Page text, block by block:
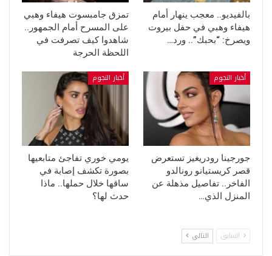
بالفيديو.. معجب ينهار أمام
هيفاء وهبي في حفل بيروت
ويصرخ: “بحبك”.. ورد…
تمزق جامبسوت هيفاء وهبي
على المسرح أمام الجمهور..
شاهدوا كيف تصرفت في
اللحظة الحرجة
أخبار النجوم
جورجينا رودريغيز تستعرض
قصر كريستيانو رونالدو
الفاخر.. تفاصيل مذهلة عن
المنزل الذي…
أخبار النجوم
يومي خوري تفاجئ متابعيها
بصورة تكشف إصابة في
ساقها خلال حملها.. ماذا
حدث لها؟
السابق التالي